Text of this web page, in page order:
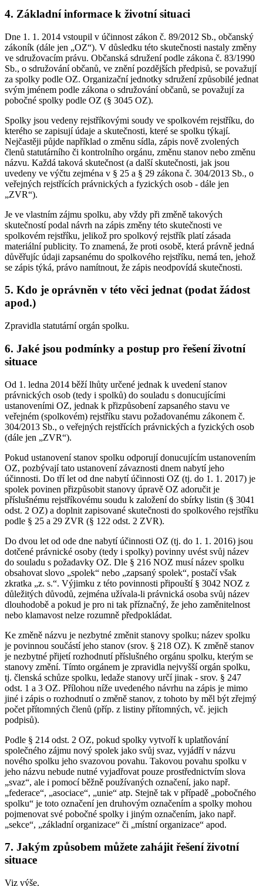
4. Základní informace k životní situaci
Dne 1. 1. 2014 vstoupil v účinnost zákon č. 89/2012 Sb., občanský
zákoník (dále jen „OZ“). V důsledku této skutečnosti nastaly změny
ve sdružovacím právu. Občanská sdružení podle zákona č. 83/1990
Sb., o sdružování občanů, ve znění pozdějších předpisů, se považují
za spolky podle OZ. Organizační jednotky sdružení způsobilé jednat
svým jménem podle zákona o sdružování občanů, se považují za
pobočné spolky podle OZ (§ 3045 OZ).
Spolky jsou vedeny rejstříkovými soudy ve spolkovém rejstříku, do
kterého se zapisují údaje a skutečnosti, které se spolku týkají.
Nejčastěji půjde například o změnu sídla, zápis nově zvolených
členů statutárního či kontrolního orgánu, změnu stanov nebo změnu
názvu. Každá taková skutečnost (a další skutečnosti, jak jsou
uvedeny ve výčtu zejména v § 25 a § 29 zákona č. 304/2013 Sb., o
veřejných rejstřících právnických a fyzických osob - dále jen
„ZVR“).
Je ve vlastním zájmu spolku, aby vždy při změně takových
skutečností podal návrh na zápis změny této skutečnosti ve
spolkovém rejstříku, jelikož pro spolkový rejstřík platí zásada
materiální publicity. To znamená, že proti osobě, která právně jedná
důvěřujíc údaji zapsanému do spolkového rejstříku, nemá ten, jehož
se zápis týká, právo namítnout, že zápis neodpovídá skutečnosti.
5. Kdo je oprávněn v této věci jednat (podat žádost
apod.)
Zpravidla statutární orgán spolku.
6. Jaké jsou podmínky a postup pro řešení životní
situace
Od 1. ledna 2014 běží lhůty určené jednak k uvedení stanov
právnických osob (tedy i spolků) do souladu s donucujícími
ustanoveními OZ, jednak k přizpůsobení zapsaného stavu ve
veřejném (spolkovém) rejstříku stavu požadovanému zákonem č.
304/2013 Sb., o veřejných rejstřících právnických a fyzických osob
(dále jen „ZVR“).
Pokud ustanovení stanov spolku odporují donucujícím ustanovením
OZ, pozbývají tato ustanovení závaznosti dnem nabytí jeho
účinnosti. Do tří let od dne nabytí účinnosti OZ (tj. do 1. 1. 2017) je
spolek povinen přizpůsobit stanovy úpravě OZ adoručit je
příslušnému rejstříkovému soudu k založení do sbírky listin (§ 3041
odst. 2 OZ) a doplnit zapisované skutečnosti do spolkového rejstříku
podle § 25 a 29 ZVR (§ 122 odst. 2 ZVR).
Do dvou let od ode dne nabytí účinnosti OZ (tj. do 1. 1. 2016) jsou
dotčené právnické osoby (tedy i spolky) povinny uvést svůj název
do souladu s požadavky OZ. Dle § 216 NOZ musí název spolku
obsahovat slovo „spolek“ nebo „zapsaný spolek“, postačí však
zkratka „z. s.“. Výjimku z této povinnosti připouští § 3042 NOZ z
důležitých důvodů, zejména užívala-li právnická osoba svůj název
dlouhodobě a pokud je pro ni tak příznačný, že jeho zaměnitelnost
nebo klamavost nelze rozumně předpokládat.
Ke změně názvu je nezbytné změnit stanovy spolku; název spolku
je povinnou součástí jeho stanov (srov. § 218 OZ). K změně stanov
je nezbytné přijetí rozhodnutí příslušného orgánu spolku, kterým se
stanovy změní. Tímto orgánem je zpravidla nejvyšší orgán spolku,
tj. členská schůze spolku, ledaže stanovy určí jinak - srov. § 247
odst. 1 a 3 OZ. Přílohou níže uvedeného návrhu na zápis je mimo
jiné i zápis o rozhodnutí o změně stanov, z tohoto by měl být zřejmý
počet přítomných členů (příp. z listiny přítomných, vč. jejich
podpisů).
Podle § 214 odst. 2 OZ, pokud spolky vytvoří k uplatňování
společného zájmu nový spolek jako svůj svaz, vyjádří v názvu
nového spolku jeho svazovou povahu. Takovou povahu spolku v
jeho názvu nebude nutné vyjadřovat pouze prostřednictvím slova
„svaz“, ale i pomocí běžně používaných označení, jako např.
„federace“, „asociace“, „unie“ atp. Stejně tak v případě „pobočného
spolku“ je toto označení jen druhovým označením a spolky mohou
pojmenovat své pobočné spolky i jiným označením, jako např.
„sekce“, „základní organizace“ či „místní organizace“ apod.
7. Jakým způsobem můžete zahájit řešení životní
situace
Viz výše.